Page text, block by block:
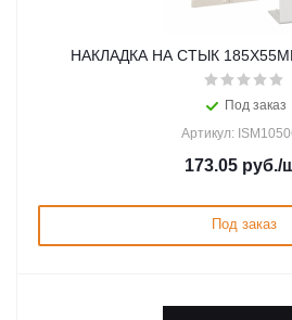
НАКЛАДКА НА СТЫК
Под заказ
Артикул:
173.05руб./
Под заказ